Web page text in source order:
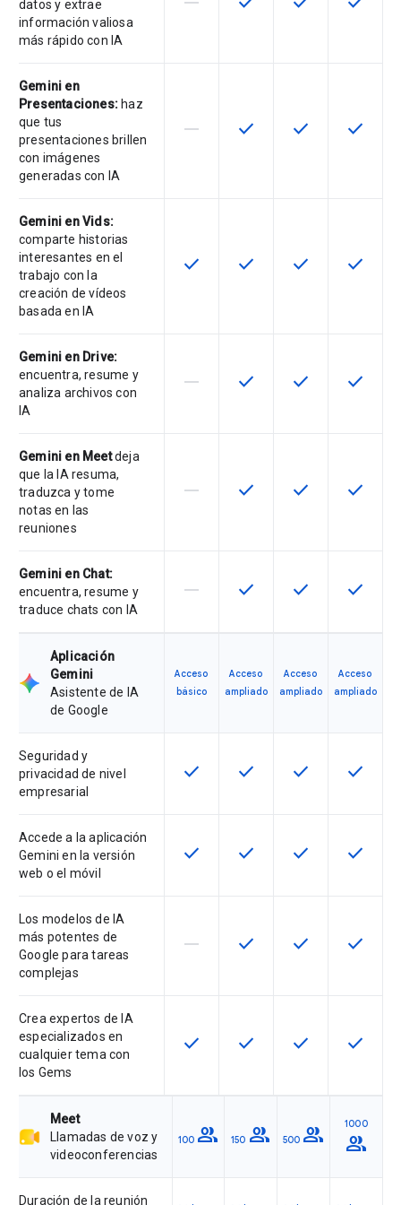
datos y extrae
información valiosa
más rápido con IA
Gemini en
Presentaciones: haz
que tus
presentaciones brillen
con imágenes
generadas con IA
Esta función no es compatible con
horizontal_rule Esta función está
check Esta función
check Esta
check
Gemini en Vids:
comparte historias
interesantes en el
trabajo con la
creación de vídeos
basada en IA
Esta función está disponible para
check Esta función está
check Esta función
check Esta
check
Gemini en Drive:
encuentra, resume y
analiza archivos con
IA
Esta función no es compatible con
horizontal_rule Esta función está
check Esta función
check Esta
check
Gemini en Meetdeja
que la IA resuma,
traduzca y tome
notas en las
reuniones
Esta función no es compatible con
horizontal_rule Esta función está
check Esta función
check Esta
check
Gemini en Chat:
encuentra, resume y
traduce chats con IA
Esta función no es compatible con
horizontal_rule Esta función está
check Esta función
check Esta
check
Aplicación
Gemini
Asistente de IA
de Google
Acceso
básico
Acceso
ampliado
Acceso
ampliado
Acceso
ampliado
Seguridad y
privacidad de nivel
empresarial
Esta función está disponible para
check Esta función está
check Esta función
check Esta
check
Accede a la aplicación
Gemini en la versión
web o el móvil
Esta función está disponible para
check Esta función está
check Esta función
check Esta
check
Los modelos de IA
más potentes de
Google para tareas
complejas
Esta función no es compatible con
horizontal_rule Esta función está
check Esta función
check Esta
check
Crea expertos de IA
especializados en
cualquier tema con
los Gems
Esta función está disponible para
check Esta función está
check Esta función
check Esta
check
Meet
Llamadas de voz y
videoconferencias
100 group 150 group 500 group 1000
group
Duración de la reunión